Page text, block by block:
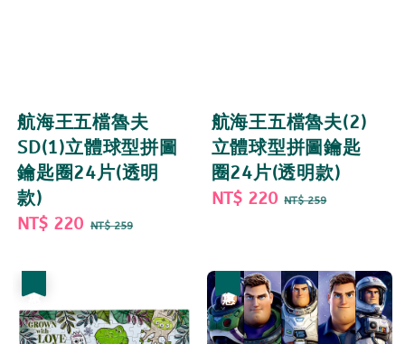
航海王五檔魯夫
SD(1)立體球型拼圖
鑰匙圈24片(透明
款)
Sale
NT$ 220 Regular
NT$ 259
航海王五檔魯夫(2)
立體球型拼圖鑰匙
圈24片(透明款)
Sale
NT$ 220 Regular
NT$ 259